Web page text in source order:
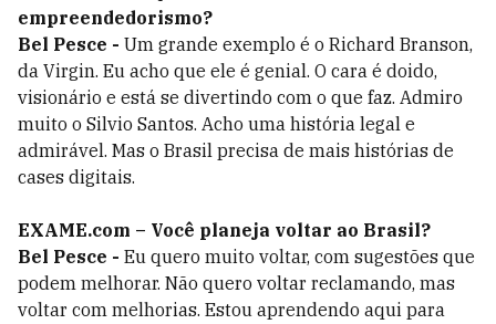
empreendedorismo?
Bel Pesce - Um grande exemplo é o Richard Branson,
da Virgin. Eu acho que ele é genial. O cara é doido,
visionário e está se divertindo com o que faz. Admiro
muito o Silvio Santos. Acho uma história legal e
admirável. Mas o Brasil precisa de mais histórias de
cases digitais.
EXAME.com – Você planeja voltar ao Brasil?
Bel Pesce - Eu quero muito voltar, com sugestões que
podem melhorar. Não quero voltar reclamando, mas
voltar com melhorias. Estou aprendendo aqui para